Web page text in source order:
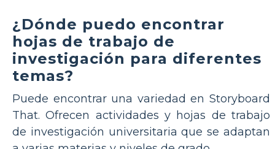
¿Dónde puedo encontrar
hojas de trabajo de
investigación para diferentes
temas?
Puede encontrar una variedad en Storyboard
That. Ofrecen actividades y hojas de trabajo
de investigación universitaria que se adaptan